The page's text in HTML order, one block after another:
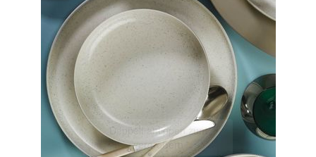
Doppelt antippen zum
vergrößern